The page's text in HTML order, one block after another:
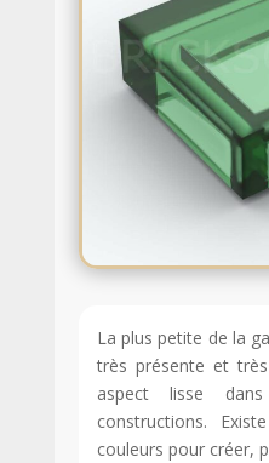
La plus petite de la
très présente et
aspect lisse
constructions.
couleurs pour créer,